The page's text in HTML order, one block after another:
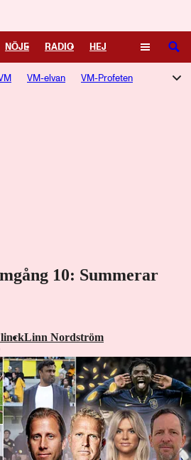
NÖJE RADIO HEJ
KULTUR LEDARE
SÖK
VM-elvan VM-Profeten
10: Summerar
Linn Nordström